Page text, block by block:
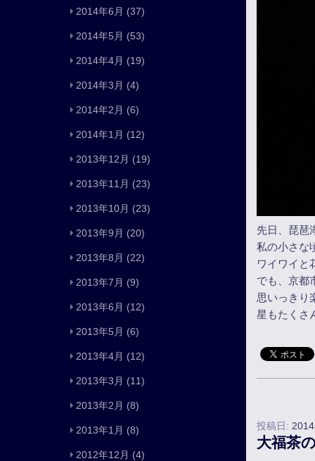
先日、琵琶
私の小さな
ワイワイと
でも、京都
思いっきり
星もたくさ
投稿日:
大福茶
2014年6月 (37)
2014年5月 (53)
2014年4月 (19)
2014年3月 (4)
2014年2月 (6)
2014年1月 (12)
2013年12月 (19)
2013年11月 (23)
2013年10月 (23)
2013年9月 (20)
2013年8月 (22)
2013年7月 (9)
2013年6月 (12)
2013年5月 (6)
2013年4月 (12)
2013年3月 (11)
2013年2月 (8)
2013年1月 (8)
2012年12月 (4)